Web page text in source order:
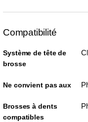
Compatibilité
Système de tête de
brosse
Ne convient pas aux
Brosses à dents
compatibles